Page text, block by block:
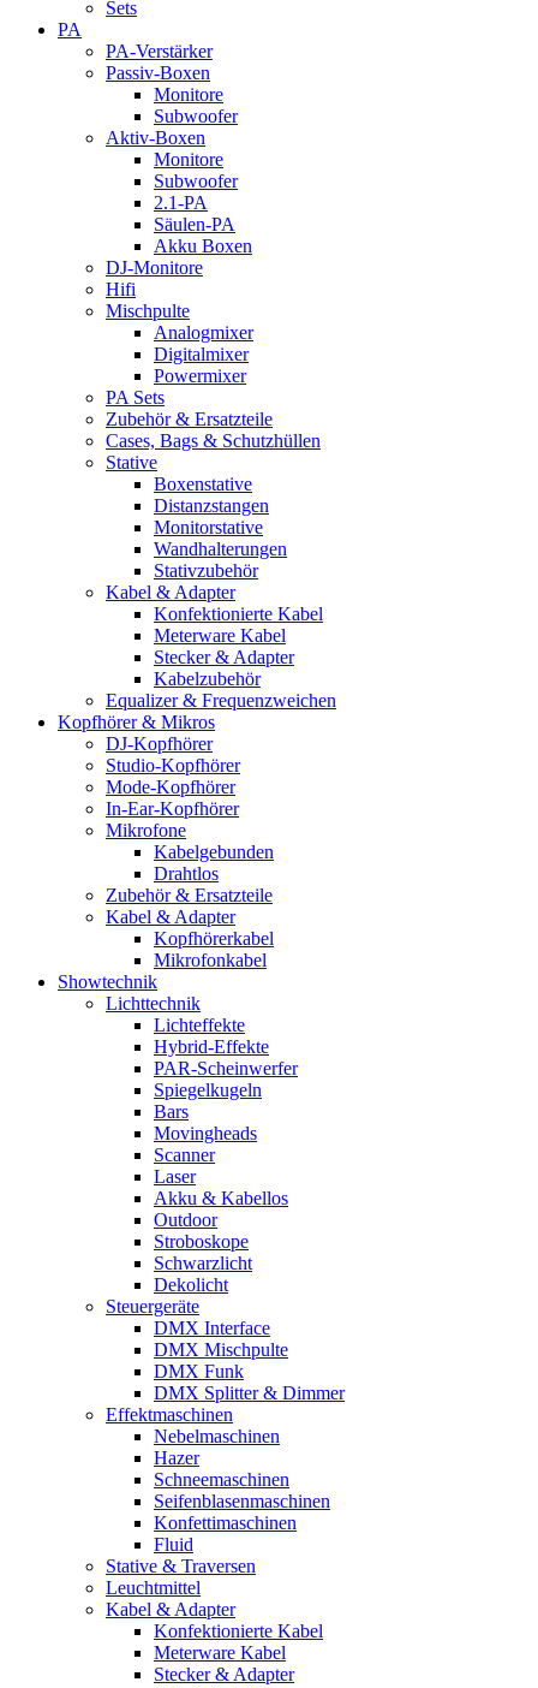
Sets
PA
PA-Verstärker
Passiv-Boxen
Monitore
Subwoofer
Aktiv-Boxen
Monitore
Subwoofer
2.1-PA
Säulen-PA
Akku Boxen
DJ-Monitore
Hifi
Mischpulte
Analogmixer
Digitalmixer
Powermixer
PA Sets
Zubehör & Ersatzteile
Cases, Bags & Schutzhüllen
Stative
Boxenstative
Distanzstangen
Monitorstative
Wandhalterungen
Stativzubehör
Kabel & Adapter
Konfektionierte Kabel
Meterware Kabel
Stecker & Adapter
Kabelzubehör
Equalizer & Frequenzweichen
Kopfhörer & Mikros
DJ-Kopfhörer
Studio-Kopfhörer
Mode-Kopfhörer
In-Ear-Kopfhörer
Mikrofone
Kabelgebunden
Drahtlos
Zubehör & Ersatzteile
Kabel & Adapter
Kopfhörerkabel
Mikrofonkabel
Showtechnik
Lichttechnik
Lichteffekte
Hybrid-Effekte
PAR-Scheinwerfer
Spiegelkugeln
Bars
Movingheads
Scanner
Laser
Akku & Kabellos
Outdoor
Stroboskope
Schwarzlicht
Dekolicht
Steuergeräte
DMX Interface
DMX Mischpulte
DMX Funk
DMX Splitter & Dimmer
Effektmaschinen
Nebelmaschinen
Hazer
Schneemaschinen
Seifenblasenmaschinen
Konfettimaschinen
Fluid
Stative & Traversen
Leuchtmittel
Kabel & Adapter
Konfektionierte Kabel
Meterware Kabel
Stecker & Adapter